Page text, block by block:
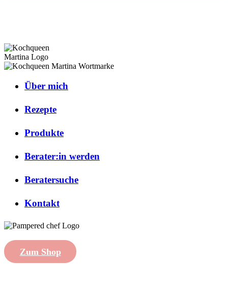
Über mich
Rezepte
Produkte
Berater:in werden
Beratersuche
Kontakt
Zum Shop